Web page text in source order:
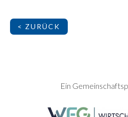
< ZURÜCK
SEITENFUSS
Ein